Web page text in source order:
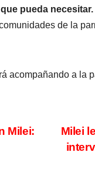
pueda necesitar.
de la
acompañando a la
Milei
Milei: